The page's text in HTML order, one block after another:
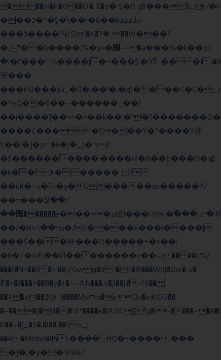
���y{�H�0��O!� X�о� $�0 gB���Bے-/�l-
���כ�^�$�\��r�8��kuuuUu-
���ӭ����[Ҷt5)�X�܉�7��W���?
�,"��b����,%�y>�޼~=�a���%�k��d؉
�I�į'��� 5����|�^:���$.�9Ͳ ·���IJ�0
荥���
���iFU���}u_��;��'�:�q1����C�C�_;i
�YyQ��6��~������_��}
��j����]��>>�>��k��;�"�]�������O�
����{ ����E���Y�*����Y䟞
\'��|�]�y�ݱ_�(�6�"\|?
�$����������;����r?�N��ϸ���O�볓
�k��F�|����� ?
��uR�~v�Fށ�y�G�����au�����ꑷ/
��=���Ջ��/
��՗������e���=�zεBJ���חWu�߰���˯/^�.N
��/�N>ߎ^��\܃�/c����x���i����|
���$���ܿ8E���O�����+�x��|
�R�T�wɬ\� �И��������>��~ɻ����p%/
���(�N=��R �< ��\{'Gwg�o,!�^�#���Wd|�Ow�-s�
ĬF�<�3���+��8ͣ�y�+�~~A:N���.v�3��}�-?8��
��4�x��2Q����Msq�vQv�mKGG��
�~���]�d��Nt*����e�9U3C]]'g�����~�ƶ�l
K��~�]_�5�.�I��,��\o_|
��4�hNdse��ϟS��ܷ��HQ�+���� ���
�]�,�y��\P8&?